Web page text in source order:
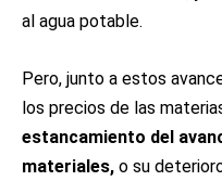
al agua potable.
Pero, junto a estos
los precios de las
estancamiento del
materiales, o su